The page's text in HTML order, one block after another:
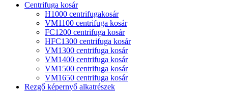
Centrifuga kosár
H1000 centrifugakosár
VM1100 centrifuga kosár
FC1200 centrifuga kosár
HFC1300 centrifuga kosár
VM1300 centrifuga kosár
VM1400 centrifuga kosár
VM1500 centrifuga kosár
VM1650 centrifuga kosár
Rezgő képernyő alkatrészek